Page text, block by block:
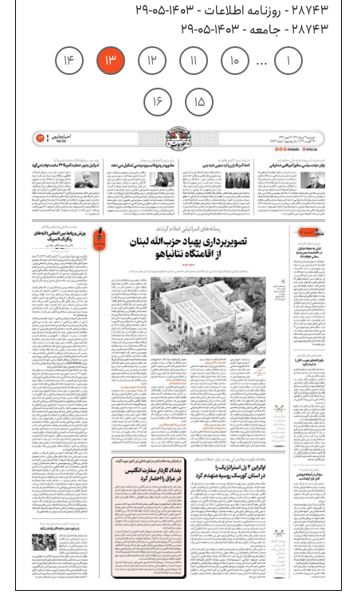
28743 - روزنامه اطلاعات - ۱۴۰۳-۰۵-۲۹
28743 - جامعه - ۱۴۰۳-۰۵-۲۹
۱
... ۱۰ ۱۱ ۱۲ ۱۳ ۱۴
۱۵ ۱۶